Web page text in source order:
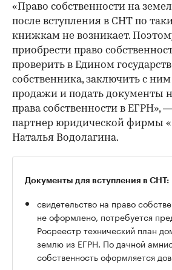
«Право собственности на
после вступления в СНТ по
книжкам не возникает.
приобрести право
проверить в Едином
собственника, заключить с
продажи и подать документы
права собственности в ЕГРН»,
партнер юридической фирмы
Наталья Водолагина.
Документы для вступления в СНТ:
свидетельство на право
не оформлено, потребуется
Росреестр технический план
землю из ЕГРН. По дачной
собственность оформляется